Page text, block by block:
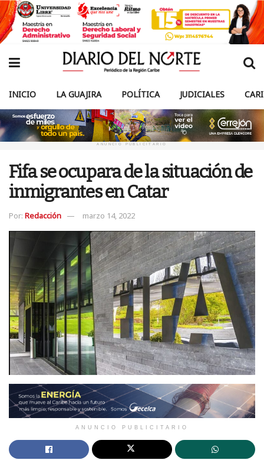
INICIO LA GUAJIRA POLÍTICA JUDICIALES
ANUNCIO PUBLICITARIO
Fifa se ocupara de la situación de
inmigrantes en Catar
Por: Redacción marzo 14, 2022
ANUNCIO PUBLICITARIO